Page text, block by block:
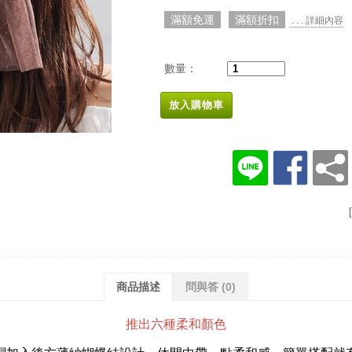
滿額免運 滿額折扣 . . . 詳細內容
數量：
放入購物車
商品描述 問與答 (0)